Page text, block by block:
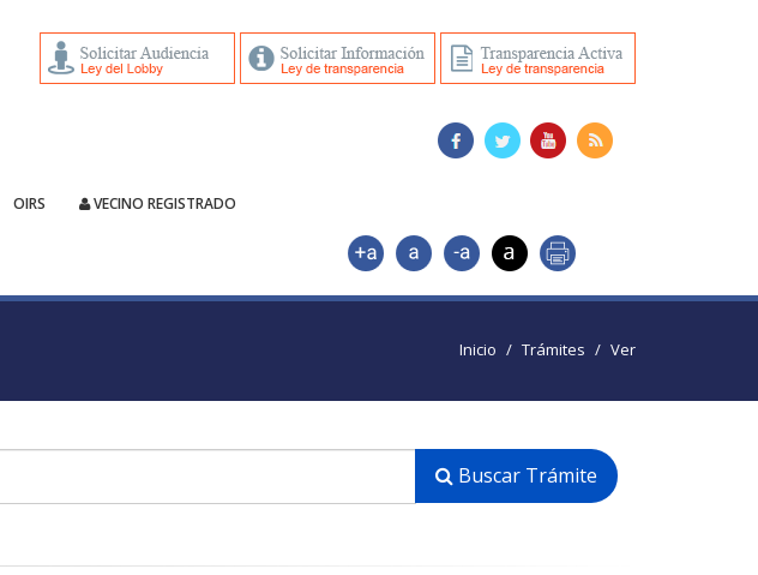
OIRS VECINO REGISTRADO
Inicio Trámites Ver
Buscar Trámite